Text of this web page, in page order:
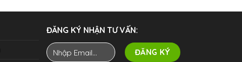
ĐĂNG KÝ NHẬN TƯ VẤN: